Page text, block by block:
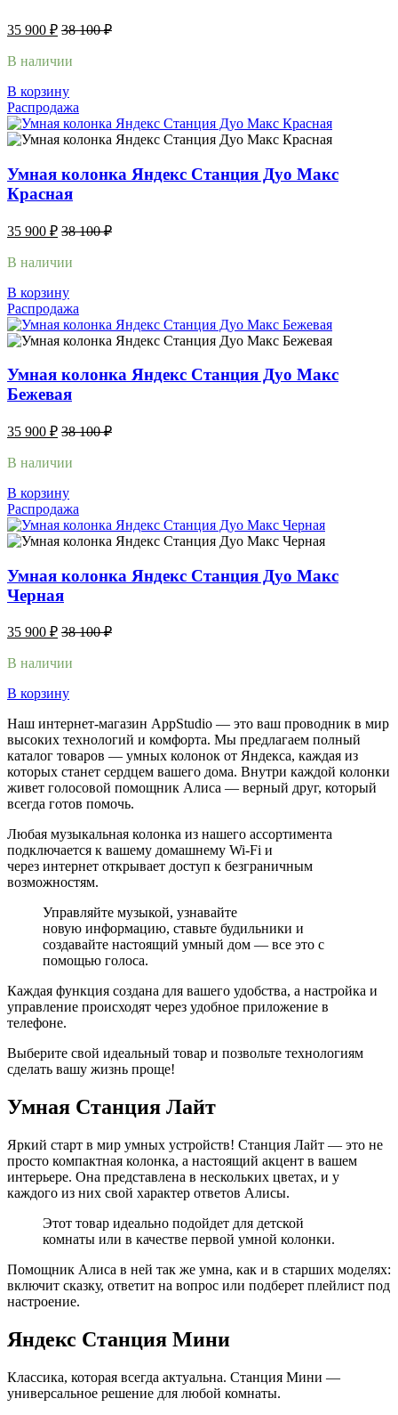
35 900 ₽ 38 100₽
В наличии
В корзину
Распродажа
Умная колонка Яндекс Станция Дуо Макс
Красная
35 900 ₽ 38 100₽
В наличии
В корзину
Распродажа
Умная колонка Яндекс Станция Дуо Макс
Бежевая
35 900 ₽ 38 100₽
В наличии
В корзину
Распродажа
Умная колонка Яндекс Станция Дуо Макс
Черная
35 900 ₽ 38 100₽
В наличии
В корзину
Наш интернет-магазин AppStudio — это ваш проводник в мир
высоких технологий и комфорта. Мы предлагаем полный
каталог товаров — умных колонок от Яндекса, каждая из
которых станет сердцем вашего дома. Внутри каждой колонки
живет голосовой помощник Алиса — верный друг, который
всегда готов помочь.
Любая музыкальная колонка из нашего ассортимента
подключается к вашему домашнему Wi-Fi и
через интернет открывает доступ к безграничным
возможностям.
Управляйте музыкой, узнавайте
новую информацию, ставьте будильники и
создавайте настоящий умный дом — все это с
помощью голоса.
Каждая функция создана для вашего удобства, а настройка и
управление происходят через удобное приложение в
телефоне.
Выберите свой идеальный товар и позвольте технологиям
сделать вашу жизнь проще!
Умная Станция Лайт
Яркий старт в мир умных устройств! Станция Лайт — это не
просто компактная колонка, а настоящий акцент в вашем
интерьере. Она представлена в нескольких цветах, и у
каждого из них свой характер ответов Алисы.
Этот товар идеально подойдет для детской
комнаты или в качестве первой умной колонки.
Помощник Алиса в ней так же умна, как и в старших моделях:
включит сказку, ответит на вопрос или подберет плейлист под
настроение.
Яндекс Станция Мини
Классика, которая всегда актуальна. Станция Мини —
универсальное решение для любой комнаты.